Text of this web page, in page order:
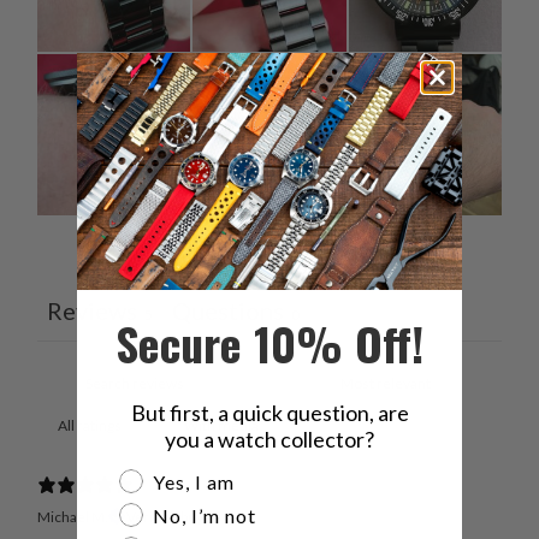
Ask a questionWrite a review
Reviews
With media
Michael M. Verified buyer
Secure 10% Off!
But first, a quick question, are
you a watch collector?
Are you a watch collector?
Yes, I am
No, I’m not